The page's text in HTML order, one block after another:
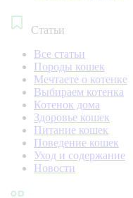
Статьи
Все статьи
Породы кошек
Мечтаете о котенке
Выбираем котенка
Котенок дома
Здоровье кошек
Питание кошек
Поведение кошек
Уход и содержание
Новости